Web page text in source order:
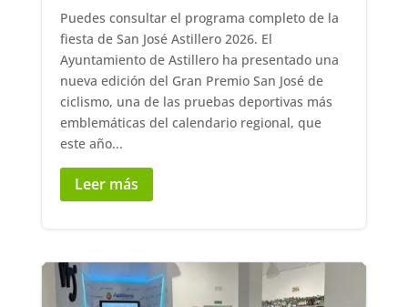
Puedes consultar el programa completo de la
fiesta de San José Astillero 2026. El
Ayuntamiento de Astillero ha presentado una
nueva edición del Gran Premio San José de
ciclismo, una de las pruebas deportivas más
emblemáticas del calendario regional, que
este año...
Leer más